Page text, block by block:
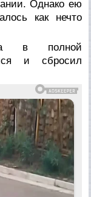
Однако ею
как нечто
в полной
и сбросил